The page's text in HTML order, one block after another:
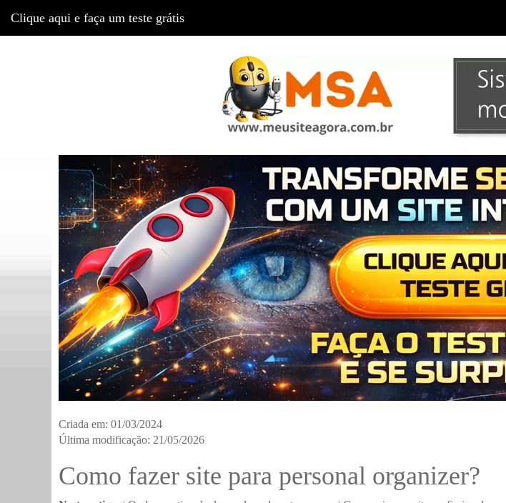
Criada em: 01/03/2024
Última modificação: 21/05/2026
Como fazer site para personal organizer?
Clique aqui e faça um teste grátis